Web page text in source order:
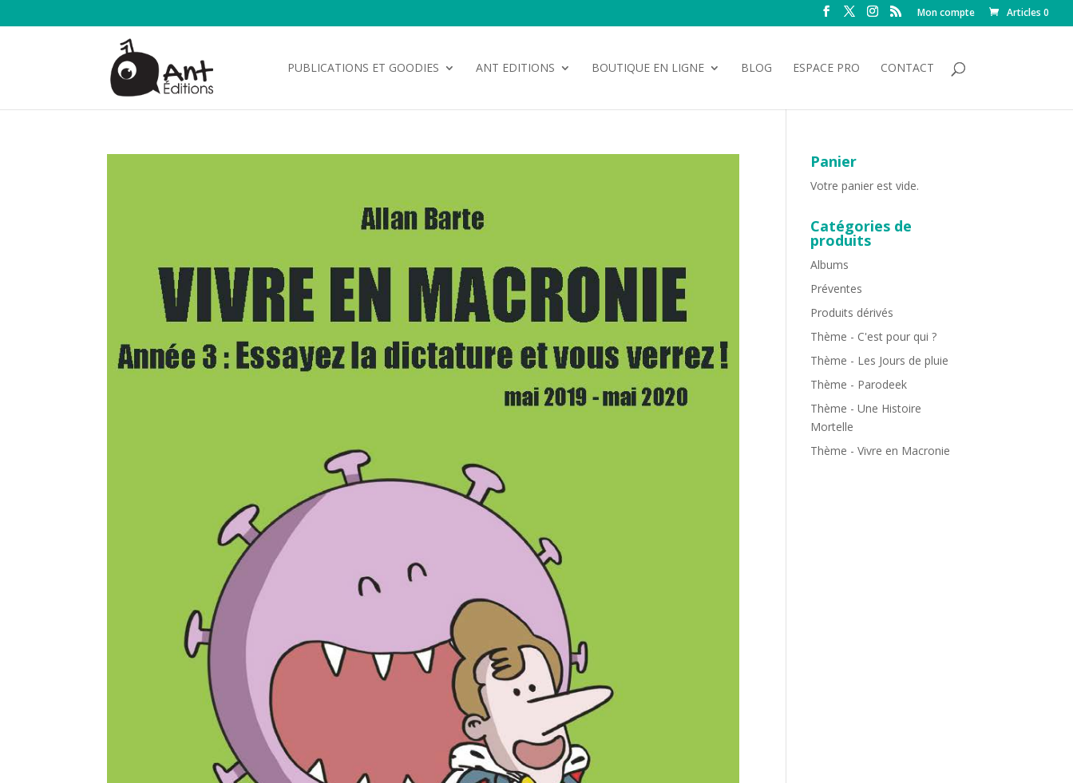
Mon compte Articles 0
PUBLICATIONS ET GOODIES ANT EDITIONS BOUTIQUE EN LIGNE BLOG ESPACE PRO CONTACT
Panier
Votre panier est vide.
Catégories de
produits
Albums
Préventes
Produits dérivés
Thème - C'est pour qui ?
Thème - Les Jours de pluie
Thème - Parodeek
Thème - Une Histoire
Mortelle
Thème - Vivre en Macronie